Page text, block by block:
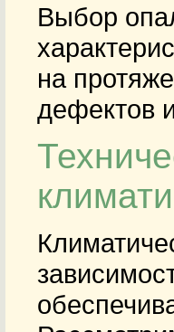
Выбор
на
дефектов